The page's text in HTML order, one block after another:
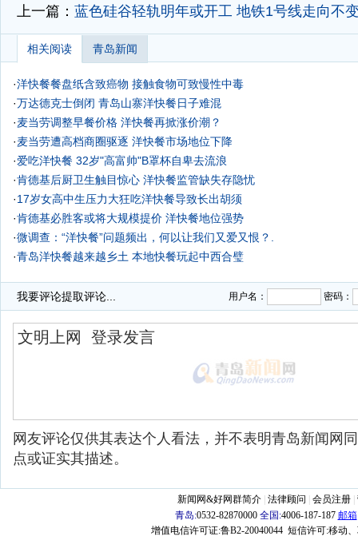
上一篇： 蓝色硅谷轻轨明年或开工 地铁1号线走向不
相关阅读 青岛新闻
·洋快餐餐盘纸含致癌物 接触食物可致慢性中毒
·万达德克士倒闭 青岛山寨洋快餐日子难混
·麦当劳调整早餐价格 洋快餐再掀涨价潮？
·麦当劳遭高档商圈驱逐 洋快餐市场地位下降
·爱吃洋快餐 32岁"高富帅"B罩杯自卑去流浪
·肯德基后厨卫生触目惊心 洋快餐监管缺失存隐忧
·17岁女高中生压力大狂吃洋快餐导致长出胡须
·肯德基必胜客或将大规模提价 洋快餐地位强势
·微调查：“洋快餐”问题频出，何以让我们又爱又恨？.
·青岛洋快餐越来越乡土 本地快餐玩起中西合璧
我要评论提取评论... 用户名： 密码：
网友评论仅供其表达个人看法，并不表明青岛新闻网
点或证实其描述。